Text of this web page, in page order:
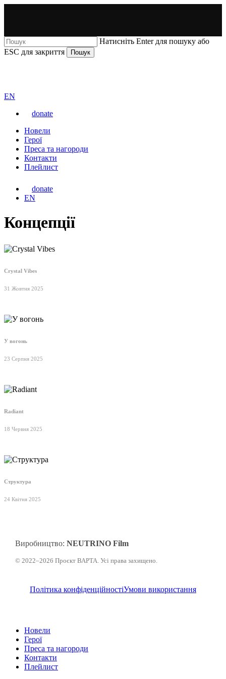
вмісту
Натисніть Enter для пошуку або
ESC для закриття
Пошук
Перемкнути
сайту
EN
donate
МенюНовели
Герої
Преса та нагороди
Контакти
Плейлист
donate
Перемкнути
EN
Концепції
Crystal Vibes
31 Жовтня 2025
У вогонь
23 Серпня 2025
Radiant
18 Червня 2025
Структура
24 Квітня 2025
Виробництво: NEUTRINO Film
© 2022–2026 Проєкт ВАРТА. Усі права захищено.
Політика конфіденційностіУмови використання
Закрити
меню
Новели
Герої
Преса та нагороди
Контакти
Плейлист